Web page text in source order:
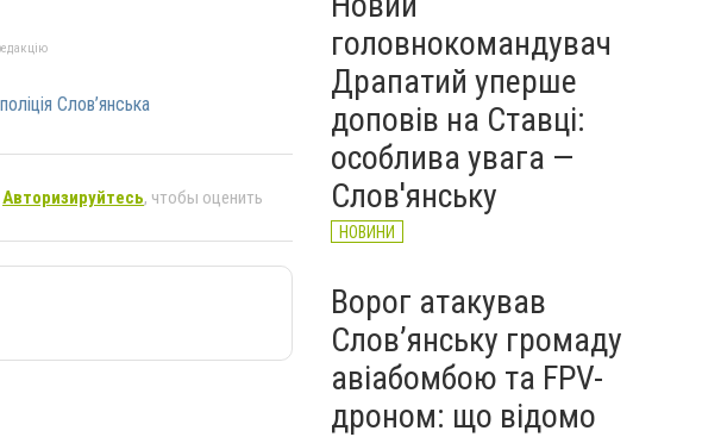
Слов’янська
Авторизируйтесь, чтобы оценить
головнокомандувач
Драпатий уперше
доповів на Ставці:
особлива увага —
Слов'янську
НОВИНИ
Ворог атакував
Слов’янську громаду
авіабомбою та FPV-
дроном: що відомо